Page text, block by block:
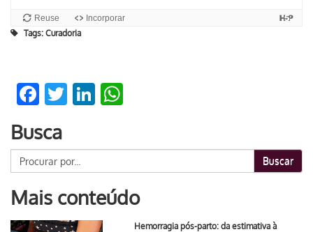
Tags: Curadoria
Facebook
TwitterLinkedIn
Busca
Buscar
Mais conteúdo
Hemorragia pós-parto: da estimativa à